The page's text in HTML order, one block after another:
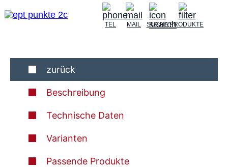
TEL MAIL SUCHEPRODUKTE
zurück
Beschreibung
Technische Daten
Varianten
Passende Produkte